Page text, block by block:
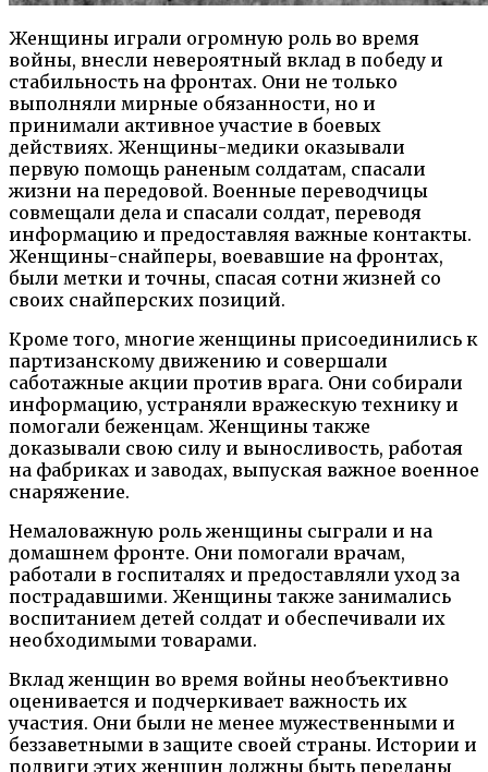
Женщины играли огромную роль во время
войны, внесли невероятный вклад в победу и
стабильность на фронтах. Они не только
выполняли мирные обязанности, но и
принимали активное участие в боевых
действиях. Женщины-медики оказывали
первую помощь раненым солдатам, спасали
жизни на передовой. Военные переводчицы
совмещали дела и спасали солдат, переводя
информацию и предоставляя важные контакты.
Женщины-снайперы, воевавшие на фронтах,
были метки и точны, спасая сотни жизней со
своих снайперских позиций.
Кроме того, многие женщины присоединились к
партизанскому движению и совершали
саботажные акции против врага. Они собирали
информацию, устраняли вражескую технику и
помогали беженцам. Женщины также
доказывали свою силу и выносливость, работая
на фабриках и заводах, выпуская важное военное
снаряжение.
Немаловажную роль женщины сыграли и на
домашнем фронте. Они помогали врачам,
работали в госпиталях и предоставляли уход за
пострадавшими. Женщины также занимались
воспитанием детей солдат и обеспечивали их
необходимыми товарами.
Вклад женщин во время войны необъективно
оценивается и подчеркивает важность их
участия. Они были не менее мужественными и
беззаветными в защите своей страны. Истории и
подвиги этих женщин должны быть переданы